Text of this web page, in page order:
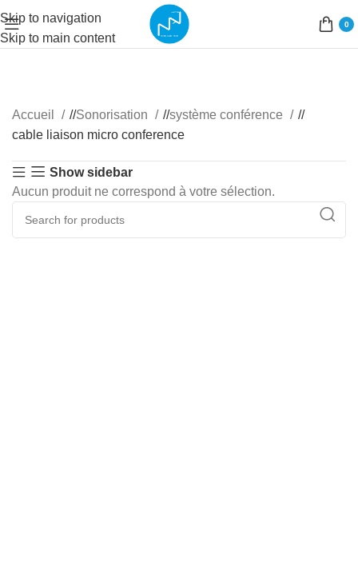
Skip to navigation
Skip to main content
0
Accueil / Sonorisation / système conférence
/
cable liaison micro conference
Show sidebar
Aucun produit ne correspond à votre sélection.